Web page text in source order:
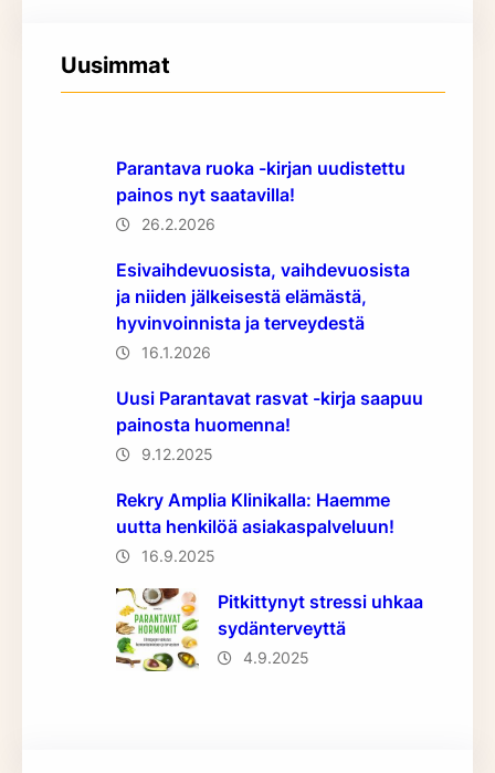
Uusimmat
Parantava ruoka -kirjan uudistettu
painos nyt saatavilla!
26.2.2026
Esivaihdevuosista, vaihdevuosista
ja niiden jälkeisestä elämästä,
hyvinvoinnista ja terveydestä
16.1.2026
Uusi Parantavat rasvat -kirja saapuu
painosta huomenna!
9.12.2025
Rekry Amplia Klinikalla: Haemme
uutta henkilöä asiakaspalveluun!
16.9.2025
Pitkittynyt stressi uhkaa
sydänterveyttä
4.9.2025